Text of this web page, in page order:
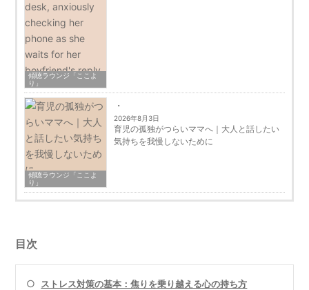
傾聴ラウンジ「ここよ
り」
傾聴ラウンジ「ここよ
り」
2026年8月3日
育児の孤独がつらいママへ｜大人と話したい
気持ちを我慢しないために
目次
○ ストレス対策の基本：焦りを乗り越える心の持ち方